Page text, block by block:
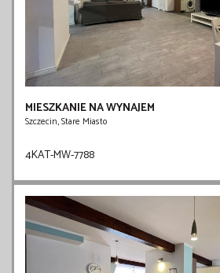
MIESZKANIE NA WYNAJEM
Szczecin, Stare Miasto
4KAT-MW-7788